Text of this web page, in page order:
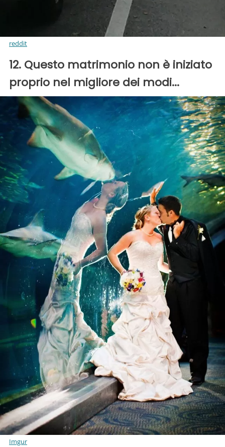
reddit
12. Questo matrimonio non è iniziato
proprio nel migliore dei modi...
Imgur